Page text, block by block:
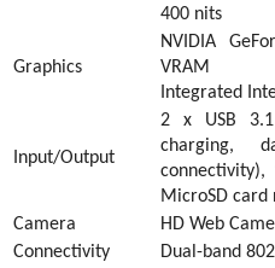
400 nits
Graphics
NVIDIA
VRAM
Integrated
Input/Output
2 x USB
charging,
connectivity),
MicroSD card
Camera
HD Web
Connectivity
Dual-band